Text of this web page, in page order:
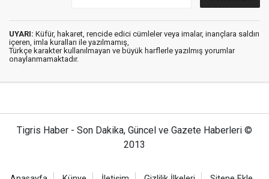
UYARI: Küfür, hakaret, rencide edici cümleler veya imalar, inançlara saldırı
içeren, imla kuralları ile yazılmamış,
Türkçe karakter kullanılmayan ve büyük harflerle yazılmış yorumlar
onaylanmamaktadır.
Tigris Haber - Son Dakika, Güncel ve Gazete Haberleri ©
2013